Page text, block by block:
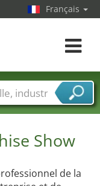
Show
de la
Français
Toggle
de foire